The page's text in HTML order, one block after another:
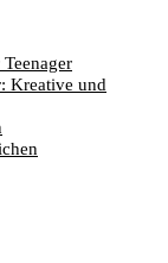
Kreative und